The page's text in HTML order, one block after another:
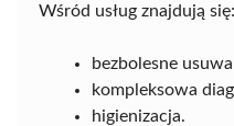
Wśród usług znajdują się:
bezbolesne
kompleksowa
higienizacja.